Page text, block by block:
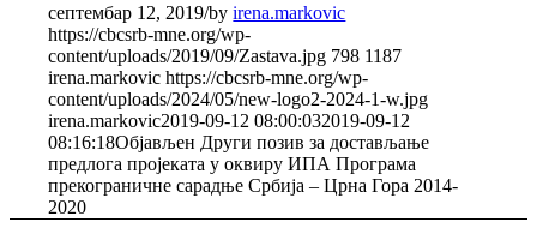
септембар 12, 2019/byirena.markovic
https://cbcsrb-mne.org/wp-
content/uploads/2019/09/Zastava.jpg 798 1187
irena.markovic https://cbcsrb-mne.org/wp-
content/uploads/2024/05/new-logo2-2024-1-w.jpg
irena.markovic2019-09-12 08:00:032019-09-12
08:16:18Објављен Други позив за достављање
предлога пројеката у оквиру ИПА Програма
прекограничне сарадње Србија – Црна Гора 2014-
2020